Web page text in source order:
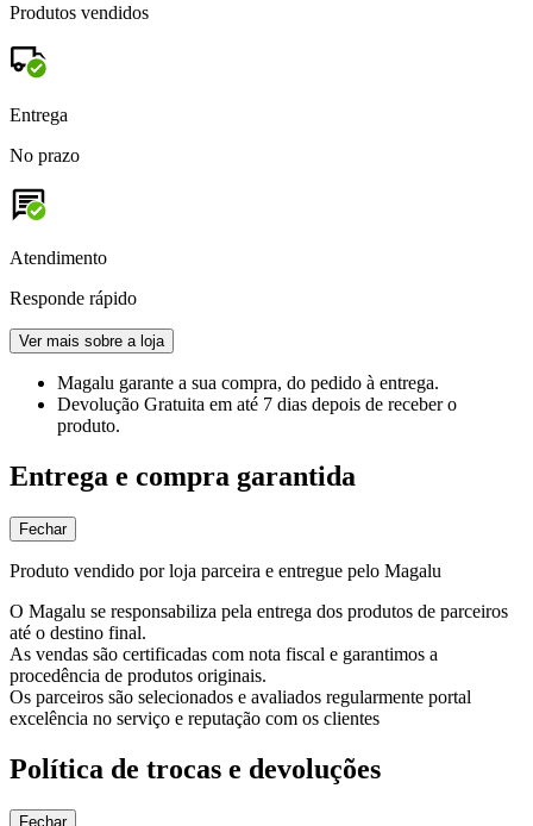
Produtos vendidos
Entrega
No prazo
Atendimento
Responde rápido
Ver mais sobre a loja
Magalu garante a sua compra, do pedido à entrega.
Devolução Gratuita em até 7 dias depois de receber o
produto.
Entrega e compra garantida
Fechar
Produto vendido por loja parceira e entregue pelo Magalu
O Magalu se responsabiliza pela entrega dos produtos de parceiros
até o destino final.
As vendas são certificadas com nota fiscal e garantimos a
procedência de produtos originais.
Os parceiros são selecionados e avaliados regularmente portal
excelência no serviço e reputação com os clientes
Política de trocas e devoluções
Fechar